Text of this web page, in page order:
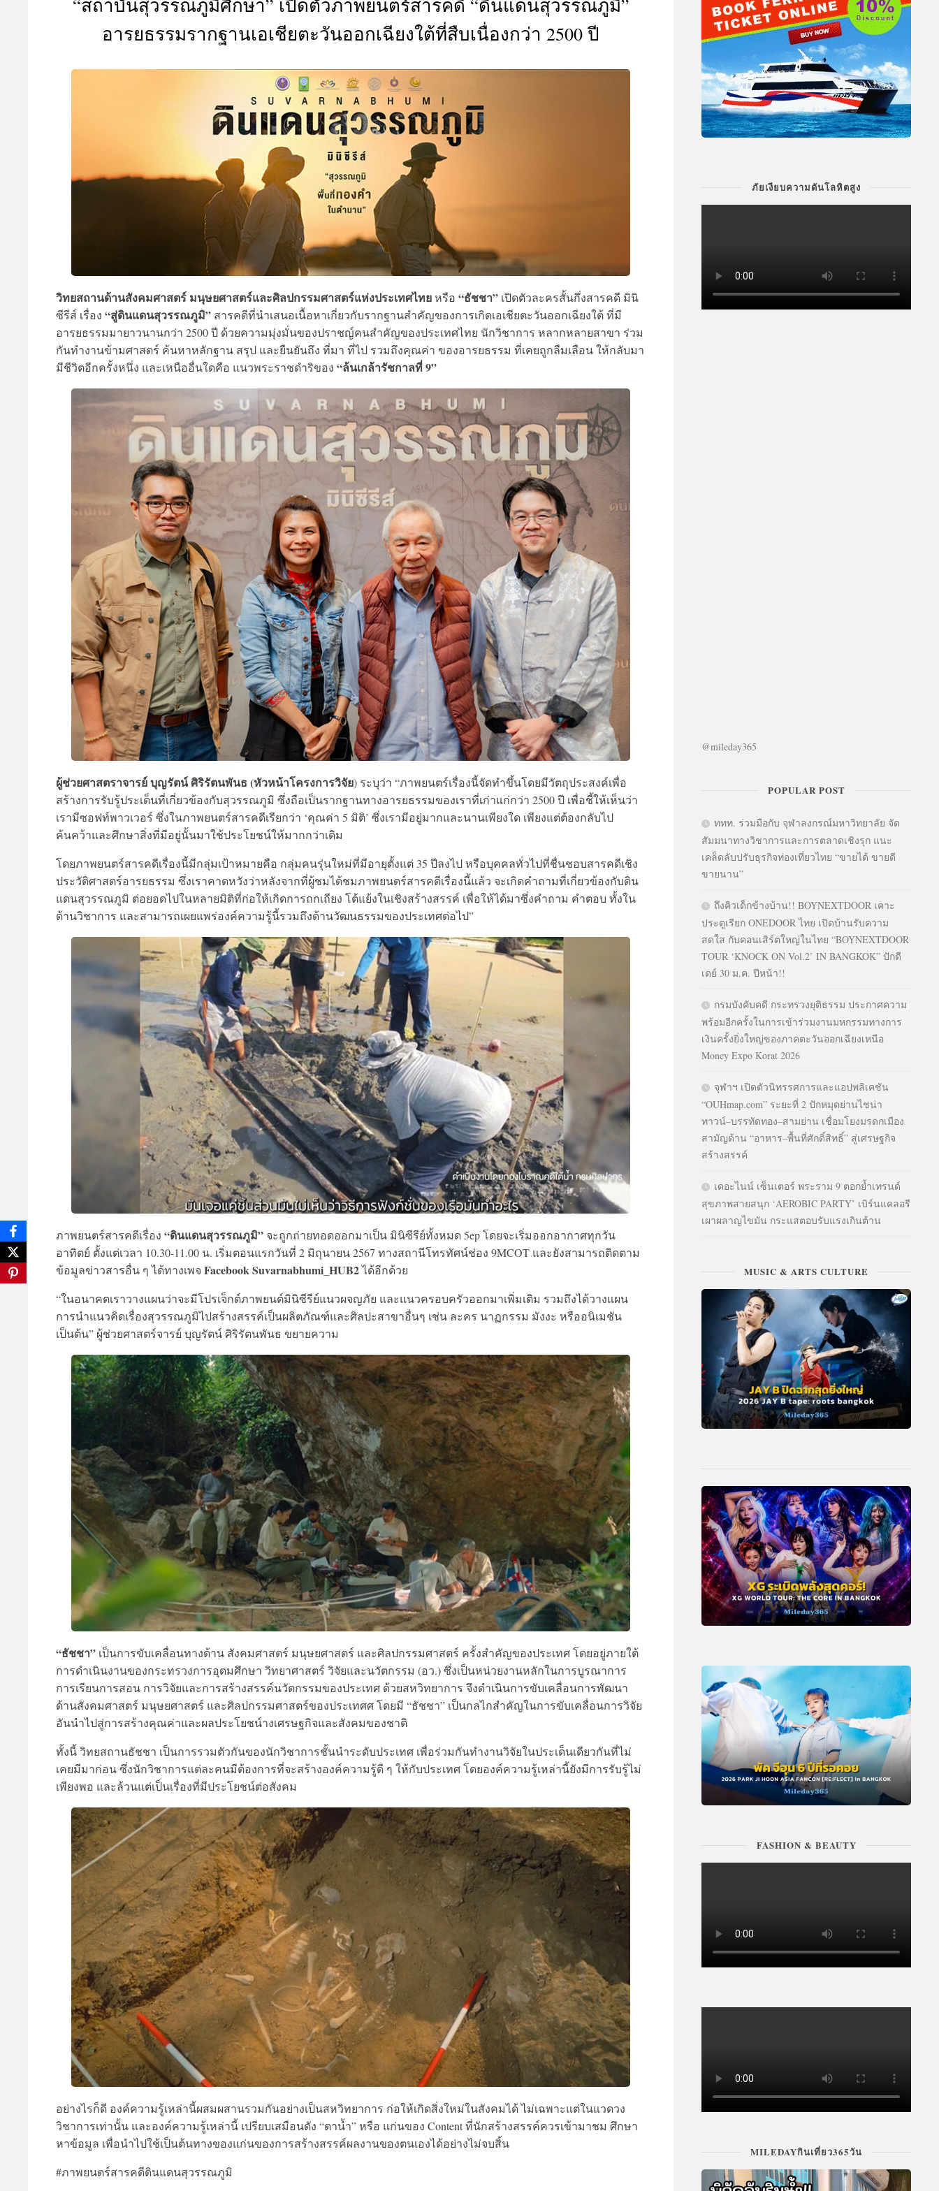
ACTIVITIES
&
DEAL
“สถาบันสุวรรณภูมิศึกษา” เปิดตัวภาพยนตร์สารคดี “ดินแดนสุวรรณภูมิ”
อารยธรรมรากฐานเอเชียตะวันออกเฉียงใต้ที่สืบเนื่องกว่า 2500 ปี
วิทยสถานด้านสังคมศาสตร์ มนุษยศาสตร์และศิลปกรรมศาสตร์แห่งประเทศไทยหรือ “ธัชชา” เปิดตัวละครสั้นกึ่งสารคดี มินิ
ซีรีส์ เรื่อง “สู่ดินแดนสุวรรณภูมิ” สารคดีที่นำเสนอเนื้อหาเกี่ยวกับรากฐานสำคัญของการเกิดเอเชียตะวันออกเฉียงใต้ ที่มี
อารยธรรมมายาวนานกว่า 2500 ปี ด้วยความมุ่งมั่นของปราชญ์คนสำคัญของประเทศไทย นักวิชาการ หลากหลายสาขา ร่วม
กันทำงานข้ามศาสตร์ ค้นหาหลักฐาน สรุป และยืนยันถึง ที่มา ที่ไป รวมถึงคุณค่า ของอารยธรรม ที่เคยถูกลืมเลือน ให้กลับมา
มีชีวิตอีกครั้งหนึ่ง และเหนืออื่นใดคือ แนวพระราชดำริของ “ล้นเกล้ารัชกาลที่ 9”
ผู้ช่วยศาสตราจารย์ บุญรัตน์ ศิริรัตนพันธ (หัวหน้าโครงการวิจัย) ระบุว่า “ภาพยนตร์เรื่องนี้จัดทำขึ้นโดยมีวัตถุประสงค์เพื่อ
สร้างการรับรู้ประเด็นที่เกี่ยวข้องกับสุวรรณภูมิ ซึ่งถือเป็นรากฐานทางอารยธรรมของเราที่เก่าแก่กว่า 2500 ปี เพื่อชี้ให้เห็นว่า
เรามีซอฟท์พาวเวอร์ ซึ่งในภาพยนตร์สารคดีเรียกว่า ‘คุณค่า 5 มิติ’ ซึ่งเรามีอยู่มากและนานเพียงใด เพียงแต่ต้องกลับไป
ค้นคว้าและศึกษาสิ่งที่มีอยู่นั้นมาใช้ประโยชน์ให้มากกว่าเดิม
โดยภาพยนตร์สารคดีเรื่องนี้มีกลุ่มเป้าหมายคือ กลุ่มคนรุ่นใหม่ที่มีอายุตั้งแต่ 35 ปีลงไป หรือบุคคลทั่วไปที่ชื่นชอบสารคดีเชิง
ประวัติศาสตร์อารยธรรม ซึ่งเราคาดหวังว่าหลังจากที่ผู้ชมได้ชมภาพยนตร์สารคดีเรื่องนี้แล้ว จะเกิดคำถามที่เกี่ยวข้องกับดิน
แดนสุวรรณภูมิ ต่อยอดไปในหลายมิติที่ก่อให้เกิดการถกเถียง โต้แย้งในเชิงสร้างสรรค์ เพื่อให้ได้มาซึ่งคำถาม คำตอบ ทั้งใน
ด้านวิชาการ และสามารถเผยแพร่องค์ความรู้นี้รวมถึงด้านวัฒนธรรมของประเทศต่อไป”
ภาพยนตร์สารคดีเรื่อง “ดินแดนสุวรรณภูมิ” จะถูกถ่ายทอดออกมาเป็น มินิซีรีย์ทั้งหมด 5ep โดยจะเริ่มออกอากาศทุกวัน
อาทิตย์ ตั้งแต่เวลา 10.30-11.00 น. เริ่มตอนแรกวันที่ 2 มิถุนายน 2567 ทางสถานีโทรทัศน์ช่อง 9MCOT และยังสามารถติดตาม
ข้อมูลข่าวสารอื่น ๆ ได้ทางเพจ Facebook Suvarnabhumi_HUB2ได้อีกด้วย
“ในอนาคตเราวางแผนว่าจะมีโปรเจ็กต์ภาพยนต์มินิซีรีย์แนวผจญภัย และแนวครอบครัวออกมาเพิ่มเติม รวมถึงได้วางแผน
การนำแนวคิดเรื่องสุวรรณภูมิไปสร้างสรรค์เป็นผลิตภัณฑ์และศิลปะสาขาอื่นๆ เช่น ละคร นาฏกรรม มังงะ หรืออนิเมชัน
เป็นต้น” ผู้ช่วยศาสตร์จารย์ บุญรัตน์ ศิริรัตนพันธ ขยายความ
“ธัชชา” เป็นการขับเคลื่อนทางด้าน สังคมศาสตร์ มนุษยศาสตร์ และศิลปกรรมศาสตร์ ครั้งสำคัญของประเทศ โดยอยู่ภายใต้
การดำเนินงานของกระทรวงการอุดมศึกษา วิทยาศาสตร์ วิจัยและนวัตกรรม (อว.) ซึ่งเป็นหน่วยงานหลักในการบูรณาการ
การเรียนการสอน การวิจัยและการสร้างสรรค์นวัตกรรมของประเทศ ด้วยสหวิทยาการ จึงดำเนินการขับเคลื่อนการพัฒนา
ด้านสังคมศาสตร์ มนุษยศาสตร์ และศิลปกรรมศาสตร์ของประเทศศ โดยมี “ธัชชา” เป็นกลไกสำคัญในการขับเคลื่อนการวิจัย
อันนำไปสู่การสร้างคุณค่าและผลประโยชน์างเศรษฐกิจและสังคมของชาติ
ทั้งนี้ วิทยสถานธัชชา เป็นการรวมตัวกันของนักวิชาการชั้นนำระดับประเทศ เพื่อร่วมกันทำงานวิจัยในประเด็นเดียวกันที่ไม่
เคยมีมาก่อน ซึ่งนักวิชาการแต่ละคนมีต้องการที่จะสร้างองค์ความรู้ดี ๆ ให้กับประเทศ โดยองค์ความรู้เหล่านี้ยังมีการรับรู้ไม่
เพียงพอ และล้วนแต่เป็นเรื่องที่มีประโยชน์ต่อสังคม
อย่างไรก็ดี องค์ความรู้เหล่านี้ผสมผสานรวมกันอย่างเป็นสหวิทยาการ ก่อให้เกิดสิ่งใหม่ในสังคมได้ ไม่เฉพาะแต่ในแวดวง
วิชาการเท่านั้น และองค์ความรู้เหล่านี้ เปรียบเสมือนดัง “ตาน้ำ” หรือ แก่นของ Content ที่นักสร้างสรรค์ควรเข้ามาชม ศึกษา
หาข้อมูล เพื่อนำไปใช้เป็นต้นทางของแก่นของการสร้างสรรค์ผลงานของตนเองได้อย่างไม่จบสิ้น
#ภาพยนตร์สารคดีดินแดนสุวรรณภูมิ
ภัยเงียบความดันโลหิตสูง
@mileday365
POPULAR POST
ททท. ร่วมมือกับ จุฬาลงกรณ์มหาวิทยาลัย จัด
สัมมนาทางวิชาการและการตลาดเชิงรุก แนะ
เคล็ดลับปรับธุรกิจท่องเที่ยวไทย “ขายได้ ขายดี
ขายนาน”
ถึงคิวเด็กข้างบ้าน!! BOYNEXTDOOR เคาะ
ประตูเรียก ONEDOOR ไทย เปิดบ้านรับความ
สดใส กับคอนเสิร์ตใหญ่ในไทย “BOYNEXTDOOR
TOUR ‘KNOCK ON Vol.2’ IN BANGKOK” ปักดี
เดย์ 30 ม.ค. ปีหน้า!!
กรมบังคับคดี กระทรวงยุติธรรม ประกาศความ
พร้อมอีกครั้งในการเข้าร่วมงานมหกรรมทางการ
เงินครั้งยิ่งใหญ่ของภาคตะวันออกเฉียงเหนือ
Money Expo Korat 2026
จุฬาฯ เปิดตัวนิทรรศการและแอปพลิเคชัน
“OUHmap.com” ระยะที่ 2 ปักหมุดย่านไชน่า
ทาวน์–บรรทัดทอง–สามย่าน เชื่อมโยงมรดกเมือง
สามัญด้าน “อาหาร–พื้นที่ศักดิ์สิทธิ์” สู่เศรษฐกิจ
สร้างสรรค์
เดอะไนน์ เซ็นเตอร์ พระราม 9 ตอกย้ำเทรนด์
สุขภาพสายสนุก ‘AEROBIC PARTY’ เบิร์นแคลอรี
เผาผลาญไขมัน กระแสตอบรับแรงเกินต้าน
MUSIC & ARTS CULTURE
FASHION & BEAUTY
MILEDAYกินเที่ยว365วัน